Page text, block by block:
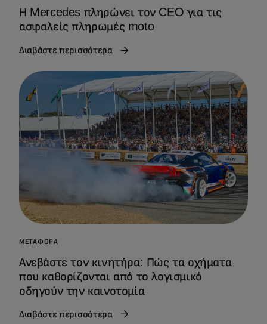
Η Mercedes πληρώνει τον CEO για τις
ασφαλείς πληρωμές moto
Διαβάστε περισσότερα
ΜΕΤΑΦΟΡΆ
Ανεβάστε τον κινητήρα: Πώς τα οχήματα
που καθορίζονται από το λογισμικό
οδηγούν την καινοτομία
Διαβάστε περισσότερα